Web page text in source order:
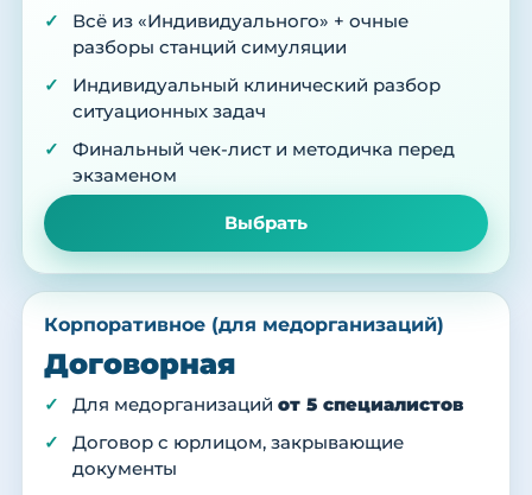
Всё из «Индивидуального» + очные
разборы станций симуляции
Индивидуальный клинический разбор
ситуационных задач
Финальный чек-лист и методичка перед
экзаменом
Выбрать
Корпоративное (для медорганизаций)
Договорная
Для медорганизаций от 5 специалистов
Договор с юрлицом, закрывающие
документы